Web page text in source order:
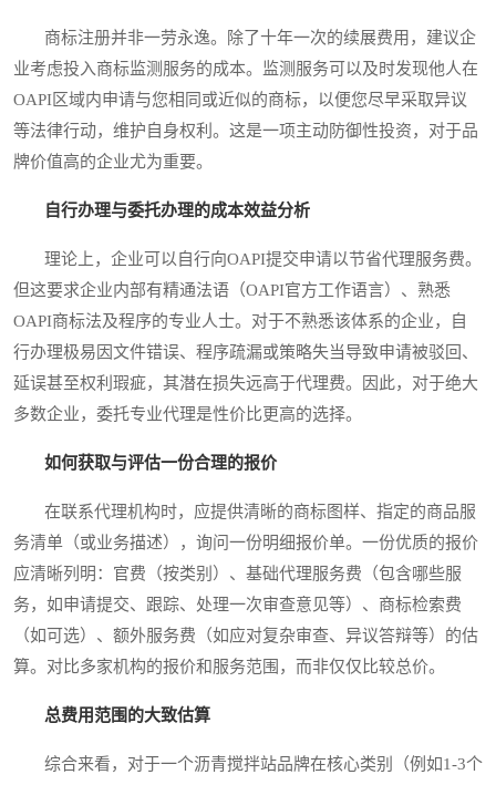
商标注册并非一劳永逸。除了十年一次的续展费用，建议企
业考虑投入商标监测服务的成本。监测服务可以及时发现他人在
OAPI区域内申请与您相同或近似的商标，以便您尽早采取异议
等法律行动，维护自身权利。这是一项主动防御性投资，对于品
牌价值高的企业尤为重要。
自行办理与委托办理的成本效益分析
理论上，企业可以自行向OAPI提交申请以节省代理服务费。
但这要求企业内部有精通法语（OAPI官方工作语言）、熟悉
OAPI商标法及程序的专业人士。对于不熟悉该体系的企业，自
行办理极易因文件错误、程序疏漏或策略失当导致申请被驳回、
延误甚至权利瑕疵，其潜在损失远高于代理费。因此，对于绝大
多数企业，委托专业代理是性价比更高的选择。
如何获取与评估一份合理的报价
在联系代理机构时，应提供清晰的商标图样、指定的商品服
务清单（或业务描述），询问一份明细报价单。一份优质的报价
应清晰列明：官费（按类别）、基础代理服务费（包含哪些服
务，如申请提交、跟踪、处理一次审查意见等）、商标检索费
（如可选）、额外服务费（如应对复杂审查、异议答辩等）的估
算。对比多家机构的报价和服务范围，而非仅仅比较总价。
总费用范围的大致估算
综合来看，对于一个沥青搅拌站品牌在核心类别（例如1-3个